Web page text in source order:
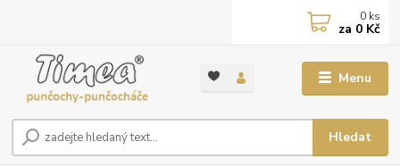
Menu
Hledat
0 ks
za 0 Kč